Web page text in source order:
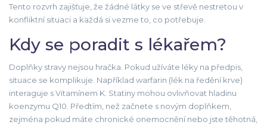
Tento rozvrh zajišťuje, že žádné látky se ve střevě nestretou v
konfliktní situaci a každá si vezme to, co potřebuje.
Kdy se poradit s lékařem?
Doplňky stravy nejsou hračka. Pokud užíváte léky na předpis,
situace se komplikuje. Například warfarin (lék na ředění krve)
interaguje s Vitamínem K. Statiny mohou ovlivňovat hladinu
koenzymu Q10. Předtím, než začnete s novým doplňkem,
zejména pokud máte chronické onemocnění nebo jste těhotná,